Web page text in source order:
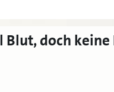
doch keine